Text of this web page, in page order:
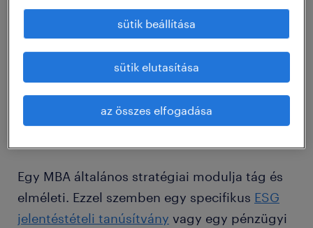
Az általános szemléletű mindentudók
korszaka leáldozóban van. Ma a magyar
munkáltatók, a vezető bankoktól kezdve a
vidéki gyártóközpontokig, olyan magas
szintű technikai ismeretekkel rendelkező
vezetőket keresnek, akik képesek megoldani
Egy MBA általános stratégiai modulja tág és
elméleti. Ezzel szemben egy specifikus ESG
jelentéstételi tanúsítvány vagy egy pénzügyi
sütik beállítása
sütik elutasítása
az összes elfogadása